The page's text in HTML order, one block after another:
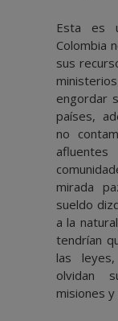
Esta es
Colombia
sus
engordar
países,
no
mirada
sueldo
a la
tendrían
las
olvidan
misiones y